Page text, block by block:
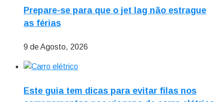
Prepare-se para que o jet lag não estrague
as férias
9 de Agosto, 2026
Este guia tem dicas para evitar filas nos